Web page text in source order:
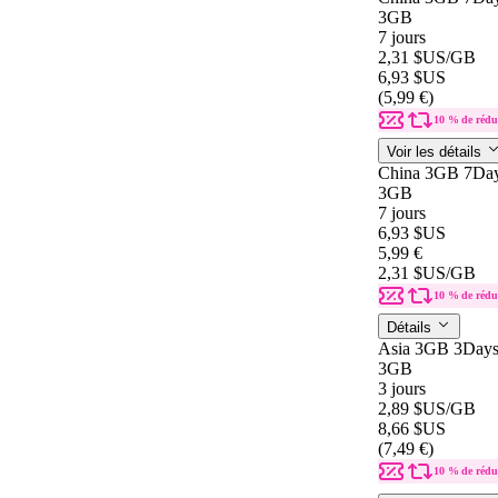
3GB
7 jours
2,31 $US/GB
6,93 $US
(5,99 €)
10 % de
Voir les détails
China 3GB
3GB
7 jours
6,93 $US
5,99 €
2,31 $US/GB
10 % de
Détails
Asia 3GB 3Days
3GB
3 jours
2,89 $US/GB
8,66 $US
(7,49 €)
10 % de